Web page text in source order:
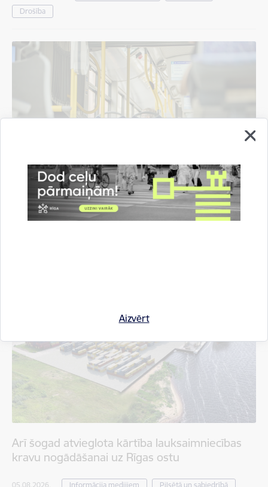
Aizvērt
Drošība
Norisinoties būvdarbiem, tiks slēgts 1.
trolejbusa maršruts; mainīsies arī auto
Arī šogad atvieglota kārtība lauksaimniecības
kravu nogādāšanai uz Rīgas ostu
05.08.2026. Informācija medijiem
Pilsētā un sabiedrībā